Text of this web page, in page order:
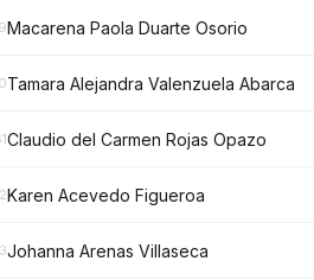
Macarena Paola Duarte Osorio
Tamara Alejandra Valenzuela Abarca
Claudio del Carmen Rojas Opazo
Karen Acevedo Figueroa
Johanna Arenas Villaseca